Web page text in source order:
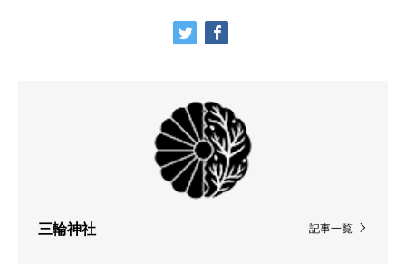
記事一覧
三輪神社